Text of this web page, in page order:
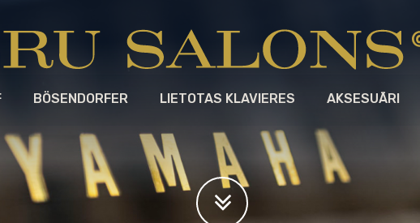
BÖSENDORFER LIETOTAS KLAVIERES AKSESUĀRI